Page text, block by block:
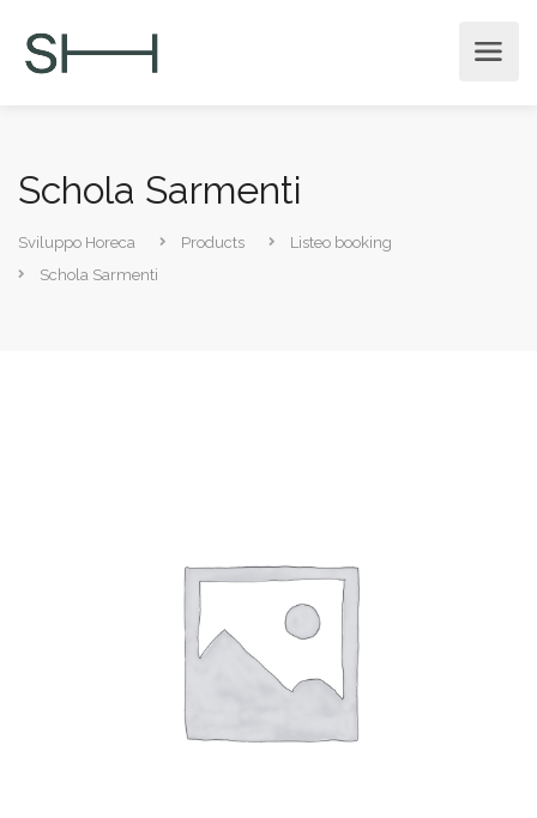
Schola Sarmenti
Sviluppo Horeca Products
Listeo booking
Schola Sarmenti